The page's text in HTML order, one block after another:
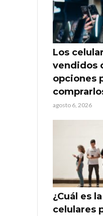
Los
vendidos
opciones
agosto 6, 2026
¿Cuál es
celulares